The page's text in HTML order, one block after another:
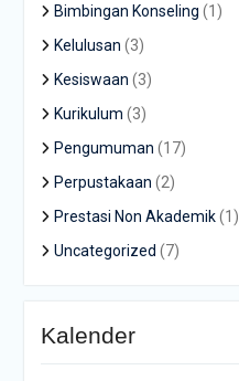
Bimbingan Konseling (1)
Kelulusan (3)
Kesiswaan (3)
Kurikulum (3)
Pengumuman (17)
Perpustakaan (2)
Prestasi Non Akademik(1)
Uncategorized (7)
Kalender